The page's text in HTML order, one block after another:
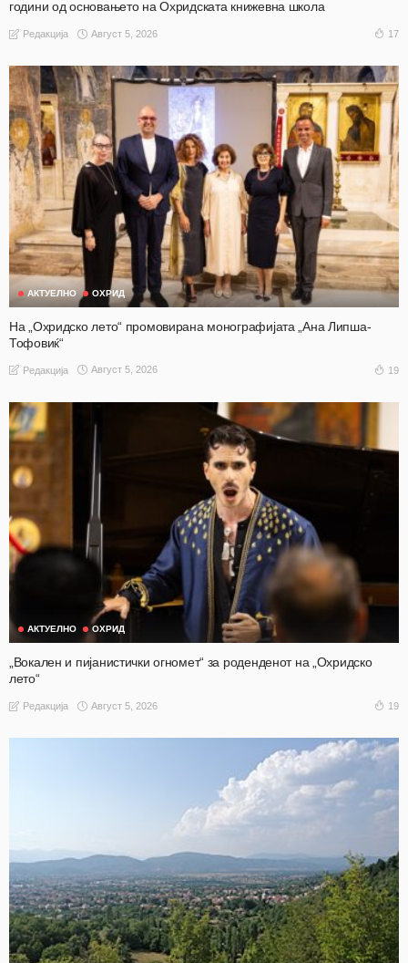
години од основањето на Охридската книжевна школа
Редакција Август 5, 2026 17
АКТУЕЛНО ОХРИД
На „Охридско лето“ промовирана монографијата „Ана Липша-
Тофовиќ“
Редакција Август 5, 2026 19
АКТУЕЛНО ОХРИД
„Вокален и пијанистички огномет“ за роденденот на „Охридско
лето“
Редакција Август 5, 2026 19